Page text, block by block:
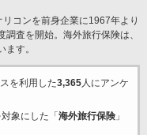
コンを前身企業に1967年より
査を開始。海外旅行保険は、
す。
を利用した3,365人にアンケ
象にした「 海外旅行保険」